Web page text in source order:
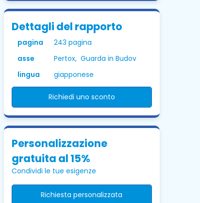
Dettagli del rapporto
pagina
243 pagina
asse
Pertox, Guarda in Budov
lingua
giapponese
Richiedi uno sconto
Personalizzazione
gratuita al 15%
Condividi le tue esigenze
Richiesta personalizzata